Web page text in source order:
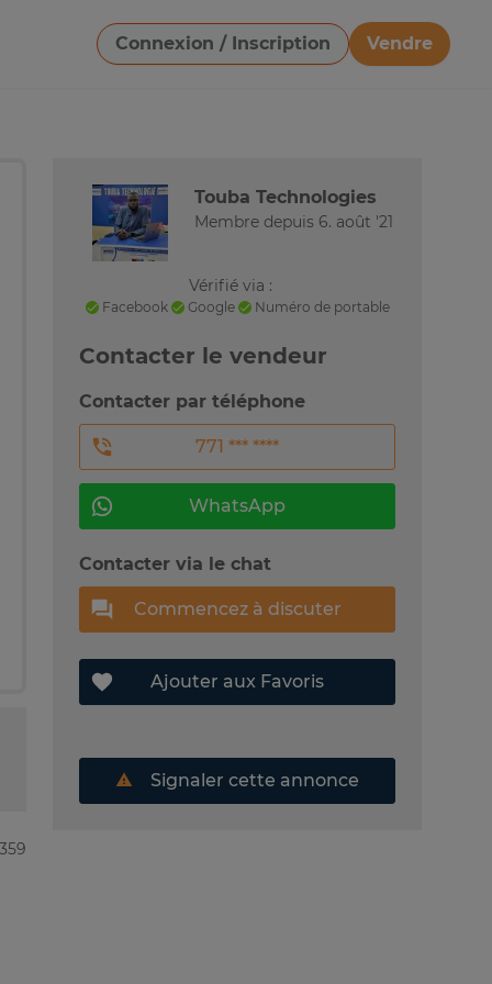
Connexion / Inscription
Vendre
Télécharger une image
Touba Technologies
Membre depuis 6. août '21
Vérifié via :
Facebook Google Numéro de portable
Contacter le vendeur
Contacter par téléphone
771 *** ****
WhatsApp
Contacter via le chat
Commencez à discuter
Ajouter aux Favoris
Signaler cette annonce